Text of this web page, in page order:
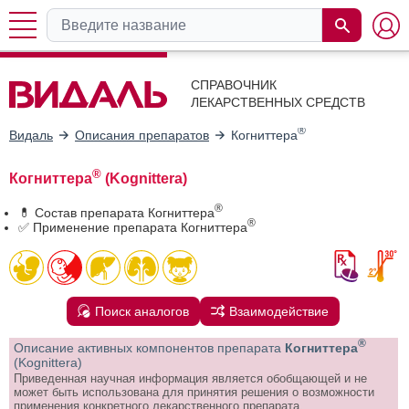
СПРАВОЧНИК
ЛЕКАРСТВЕННЫХ СРЕДСТВ
Видаль Описания препаратов Когниттера®
Когниттера® (Kognittera)
💊 Состав препарата Когниттера®
✅ Применение препарата Когниттера®
Поиск аналогов Взаимодействие
Описание активных компонентов препарата Когниттера®
(Kognittera)
Приведенная научная информация является обобщающей и не
может быть использована для принятия решения о возможности
применения конкретного лекарственного препарата.